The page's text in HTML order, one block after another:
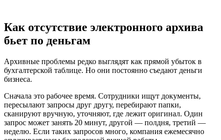
Как отсутствие электронного архива
бьет по деньгам
Архивные проблемы редко выглядят как прямой убыток в
бухгалтерской таблице. Но они постоянно съедают деньги
бизнеса.
Сначала это рабочее время. Сотрудники ищут документы,
пересылают запросы друг другу, перебирают папки,
сканируют вручную, уточняют, где лежит оригинал. Один
запрос может занять 20 минут, другой — полдня, третий —
неделю. Если таких запросов много, компания ежемесячно